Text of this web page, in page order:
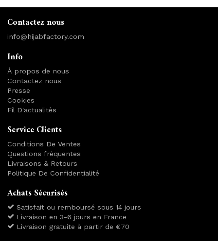
Contactez nous
info@hijabfactory.com
Info
À propos de nous
Contactez nous
Presse
Cookies
Fil D'actualitès
Service Clients
Conditions De Ventes
Questions fréquentes
Livraisons & Retours
Politique De Confidentialité
Achats Sécurisés
Satisfait ou remboursé sous 14 jours
Livraison en 3-6 jours en France
Livraison gratuite à partir de €70